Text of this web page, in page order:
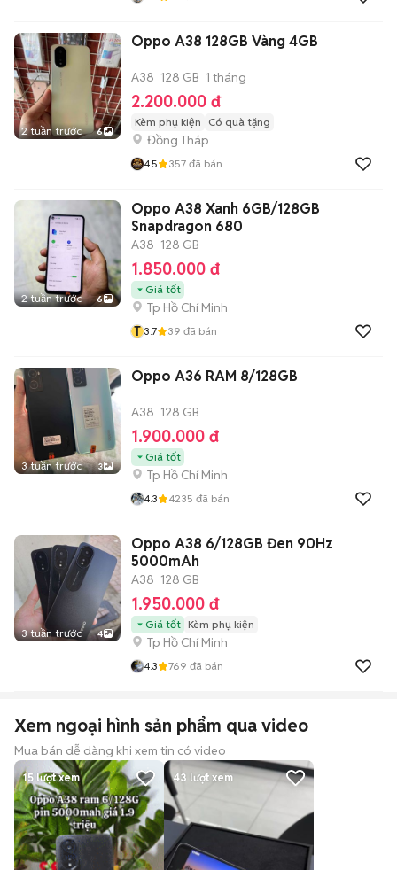
2 tuần trước 6
Oppo A38 128GB Vàng 4GB
A38 128 GB 1 tháng
2.200.000 đ
Kèm phụ kiện Có quà tặng
Đồng Tháp
4.5 357 đã bán
2 tuần trước 6
Oppo A38 Xanh 6GB/128GB
Snapdragon 680
A38 128 GB
1.850.000 đ
Giá tốt
Tp Hồ Chí Minh
T 3.7 39 đã bán
3 tuần trước 3
Oppo A36 RAM 8/128GB
A38 128 GB
1.900.000 đ
Giá tốt
Tp Hồ Chí Minh
4.3 4235 đã bán
3 tuần trước 4
Oppo A38 6/128GB Đen 90Hz
5000mAh
A38 128 GB
1.950.000 đ
Giá tốt Kèm phụ kiện
Tp Hồ Chí Minh
4.3 769 đã bán
Xem ngoại hình sản phẩm qua video
Mua bán dễ dàng khi xem tin có video
15 lượt xem 43 lượt xem